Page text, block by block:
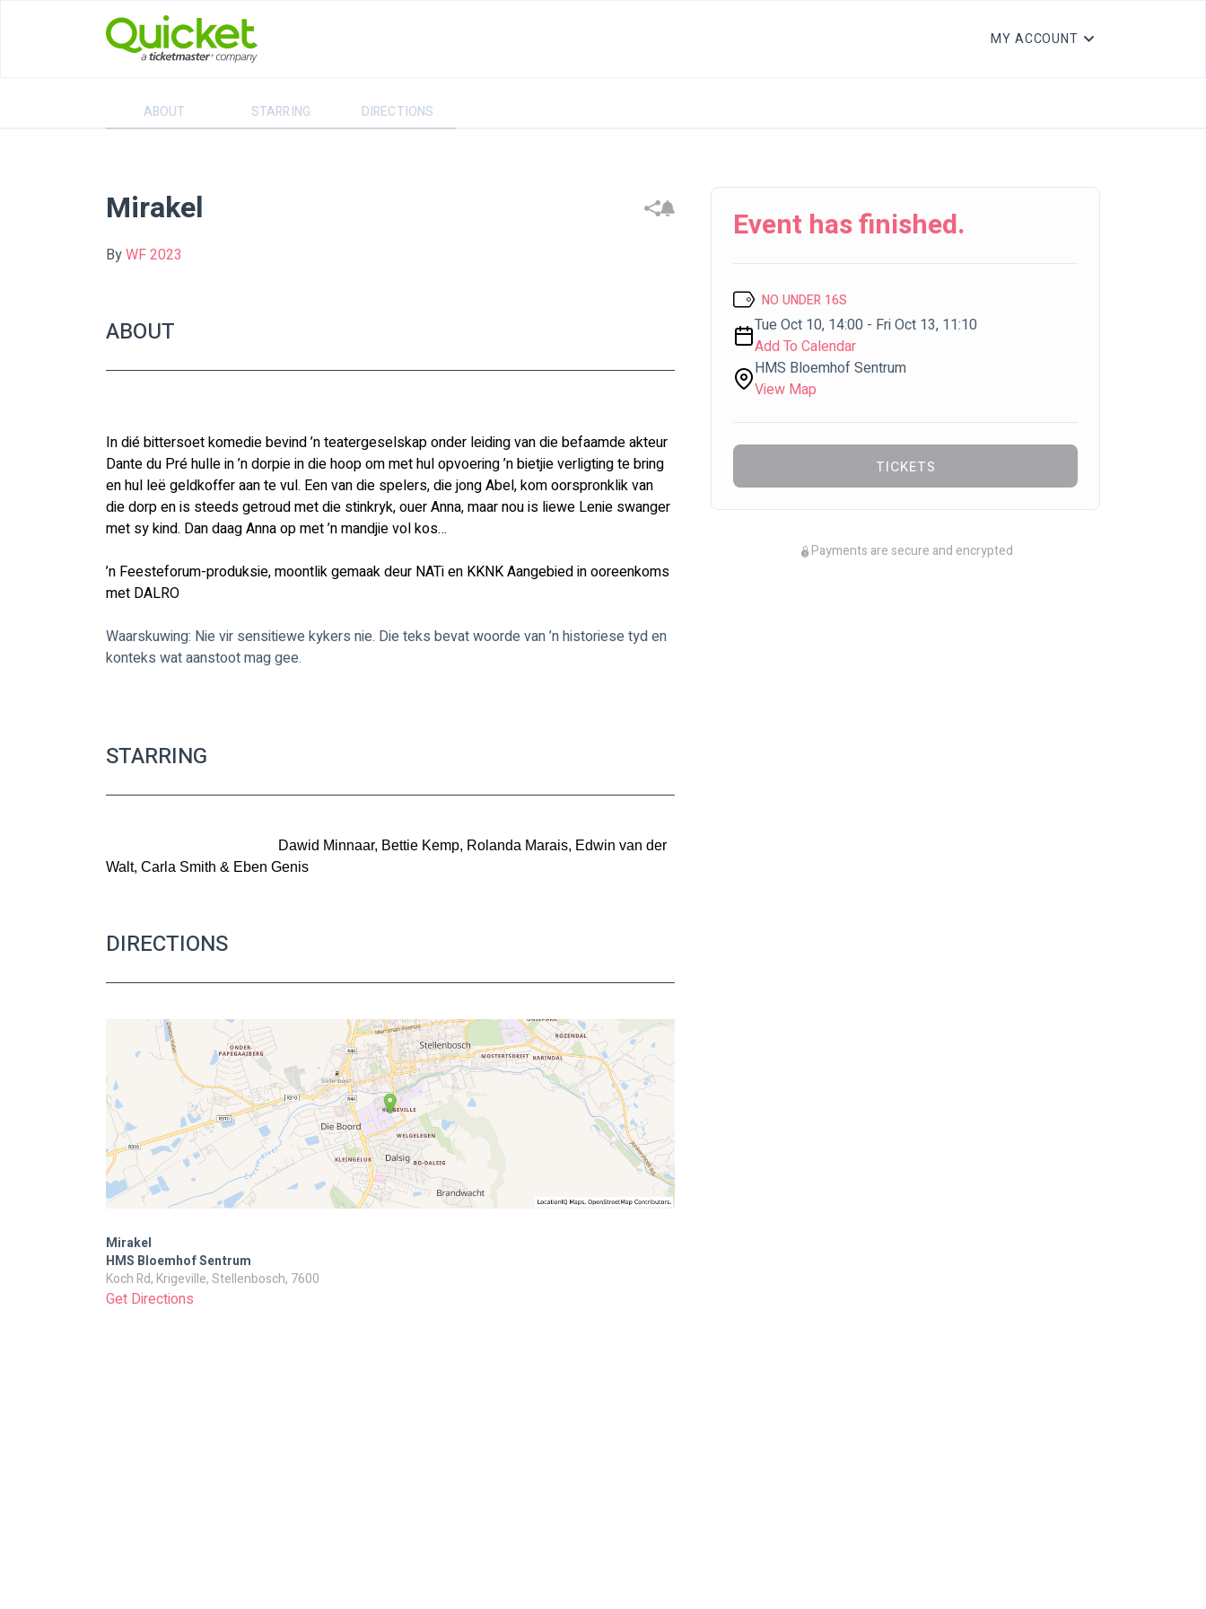
MY ACCOUNT
ABOUT STARRING DIRECTIONS
Mirakel
ByWF 2023
ABOUT
In dié bittersoet komedie bevind ’n teatergeselskap onder leiding van die befaamde akteur
Dante du Pré hulle in ’n dorpie in die hoop om met hul opvoering ’n bietjie verligting te bring
en hul leë geldkoffer aan te vul. Een van die spelers, die jong Abel, kom oorspronklik van
die dorp en is steeds getroud met die stinkryk, ouer Anna, maar nou is liewe Lenie swanger
met sy kind. Dan daag Anna op met ’n mandjie vol kos…
’n Feesteforum-produksie, moontlik gemaak deur NATi en KKNK Aangebied in ooreenkoms
met DALRO
Waarskuwing: Nie vir sensitiewe kykers nie. Die teks bevat woorde van ’n historiese tyd en
konteks wat aanstoot mag gee.
STARRING
Dawid Minnaar, Bettie Kemp, Rolanda Marais, Edwin van der
Walt, Carla Smith & Eben Genis
DIRECTIONS
Mirakel
HMS Bloemhof Sentrum
Koch Rd, Krigeville, Stellenbosch, 7600
Get Directions
Event has finished.
NO UNDER 16S
Tue Oct 10, 14:00 - Fri Oct 13, 11:10
Add To Calendar
HMS Bloemhof Sentrum
View Map
TICKETS
Payments are secure and encrypted